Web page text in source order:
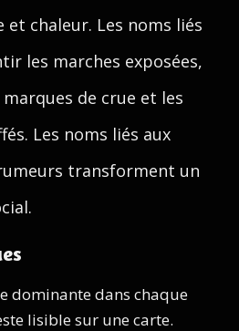
chaleur. Les noms liés
les marches exposées,
de crue et les
Les noms liés aux
transforment un
dominante dans chaque
lisible sur une carte.